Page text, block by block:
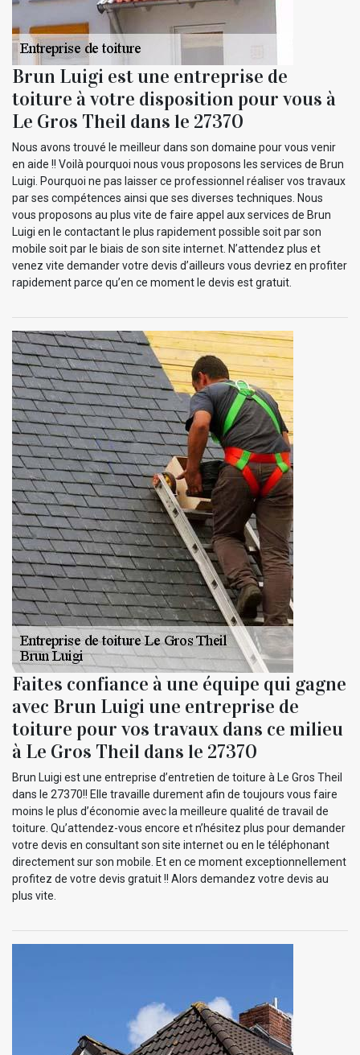
Brun Luigi est une entreprise de
toiture à votre disposition pour vous à
Le Gros Theil dans le 27370
Nous avons trouvé le meilleur dans son domaine pour vous venir
en aide !! Voilà pourquoi nous vous proposons les services de Brun
Luigi. Pourquoi ne pas laisser ce professionnel réaliser vos travaux
par ses compétences ainsi que ses diverses techniques. Nous
vous proposons au plus vite de faire appel aux services de Brun
Luigi en le contactant le plus rapidement possible soit par son
mobile soit par le biais de son site internet. N’attendez plus et
venez vite demander votre devis d’ailleurs vous devriez en profiter
rapidement parce qu’en ce moment le devis est gratuit.
Faites confiance à une équipe qui gagne
avec Brun Luigi une entreprise de
toiture pour vos travaux dans ce milieu
à Le Gros Theil dans le 27370
Brun Luigi est une entreprise d’entretien de toiture à Le Gros Theil
dans le 27370!! Elle travaille durement afin de toujours vous faire
moins le plus d’économie avec la meilleure qualité de travail de
toiture. Qu’attendez-vous encore et n’hésitez plus pour demander
votre devis en consultant son site internet ou en le téléphonant
directement sur son mobile. Et en ce moment exceptionnellement
profitez de votre devis gratuit !! Alors demandez votre devis au
plus vite.